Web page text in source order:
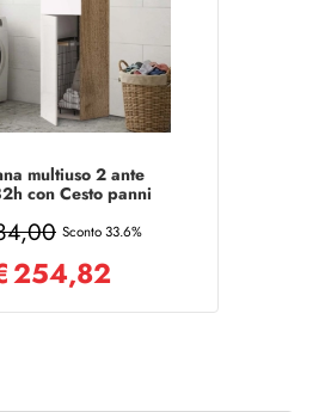
multiuso 2 ante
con Cesto panni
Sconto 33.6%
254,82